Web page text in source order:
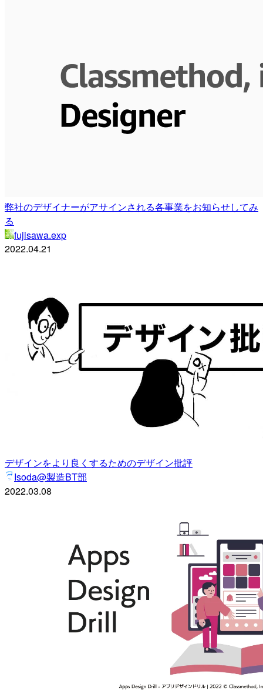
弊社のデザイナーがアサインされる各事業をお知らせしてみ
る
fujisawa.exp
2022.04.21
デザインをより良くするためのデザイン批評
Isoda@製造BT部
2022.03.08